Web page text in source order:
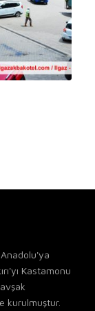
Kastamonu
kurulmuştur.